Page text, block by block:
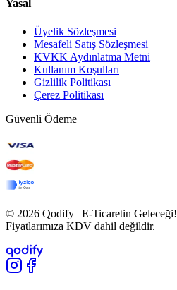
Yasal
Üyelik Sözleşmesi
Mesafeli Satış Sözleşmesi
KVKK Aydınlatma Metni
Kullanım Koşulları
Gizlilik Politikası
Çerez Politikası
Güvenli Ödeme
© 2026 Qodify | E-Ticaretin Geleceği!
Fiyatlarımıza KDV dahil değildir.
qodify